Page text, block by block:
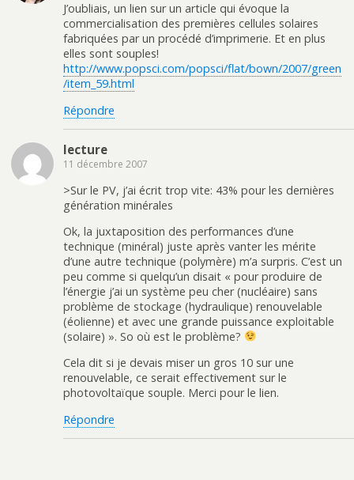
J’oubliais, un lien sur un article qui évoque la
commercialisation des premières cellules solaires
fabriquées par un procédé d’imprimerie. Et en plus
elles sont souples!
http://www.popsci.com/popsci/flat/bown/2007/green
/item_59.html
Répondre
lecture
11 décembre 2007
>Sur le PV, j’ai écrit trop vite: 43% pour les dernières
génération minérales
Ok, la juxtaposition des performances d’une
technique (minéral) juste après vanter les mérite
d’une autre technique (polymère) m’a surpris. C’est un
peu comme si quelqu’un disait « pour produire de
l’énergie j’ai un système peu cher (nucléaire) sans
problème de stockage (hydraulique) renouvelable
(éolienne) et avec une grande puissance exploitable
(solaire) ». So où est le problème?
Cela dit si je devais miser un gros 10 sur une
renouvelable, ce serait effectivement sur le
photovoltaïque souple. Merci pour le lien.
Répondre